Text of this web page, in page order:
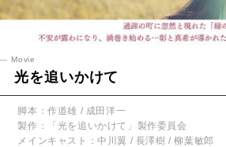
光を追いかけて
Movie
脚本：作道雄 / 成田洋一
製作：「光を追いかけて」製作委員会
メインキャスト：中川翼 / 長澤樹 / 柳葉敏郎